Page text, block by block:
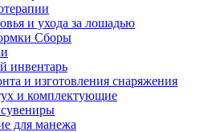
и ухода за лошадью
Сборы
инвентарь
и изготовления снаряжения
и комплектующие
для манежа